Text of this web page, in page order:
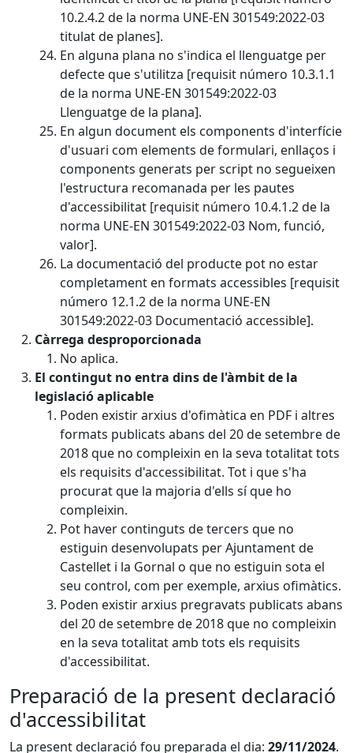
10.2.4.2 de la norma UNE-EN 301549:2022-03
titulat de planes].
En alguna plana no s'indica el llenguatge per
defecte que s'utilitza [requisit número 10.3.1.1
de la norma UNE-EN 301549:2022-03
Llenguatge de la plana].
En algun document els components d'interfície
d'usuari com elements de formulari, enllaços i
components generats per script no segueixen
l'estructura recomanada per les pautes
d'accessibilitat [requisit número 10.4.1.2 de la
norma UNE-EN 301549:2022-03 Nom, funció,
valor].
La documentació del producte pot no estar
completament en formats accessibles [requisit
número 12.1.2 de la norma UNE-EN
301549:2022-03 Documentació accessible].
Càrrega desproporcionada
No aplica.
El contingut no entra dins de l'àmbit de la
legislació aplicable
Poden existir arxius d'ofimàtica en PDF i altres
formats publicats abans del 20 de setembre de
2018 que no compleixin en la seva totalitat tots
els requisits d'accessibilitat. Tot i que s'ha
procurat que la majoria d'ells sí que ho
compleixin.
Pot haver continguts de tercers que no
estiguin desenvolupats per Ajuntament de
Castellet i la Gornal o que no estiguin sota el
seu control, com per exemple, arxius ofimàtics.
Poden existir arxius pregravats publicats abans
del 20 de setembre de 2018 que no compleixin
en la seva totalitat amb tots els requisits
d'accessibilitat.
Preparació de la present declaració
d'accessibilitat
La present declaració fou preparada el dia: 29/11/2024.